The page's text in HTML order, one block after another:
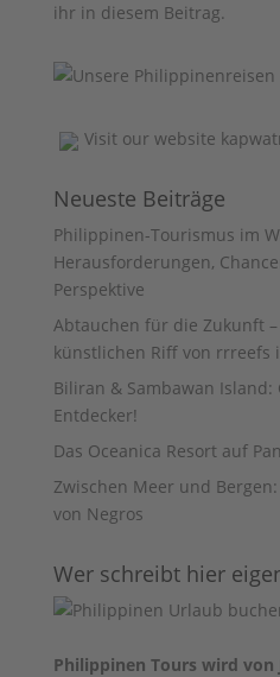
ihr in diesem Beitrag.
Visit our website
Neueste Beiträge
Philippinen-Tourismus im
Herausforderungen,
Perspektive
Abtauchen für die Zukunft
künstlichen Riff von rrreefs
Biliran & Sambawan
Entdecker!
Das Oceanica Resort auf
Zwischen Meer und
von Negros
Wer schreibt hier
Philippinen Tours wird von